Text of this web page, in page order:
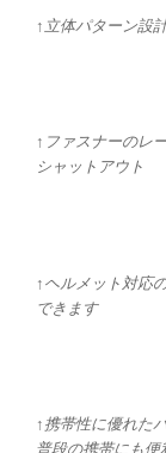
↑立体パターン設
↑ファスナーのレ
シャットアウト
↑ヘルメット対応
できます
↑携帯性に優れた
普段の携帯にも便